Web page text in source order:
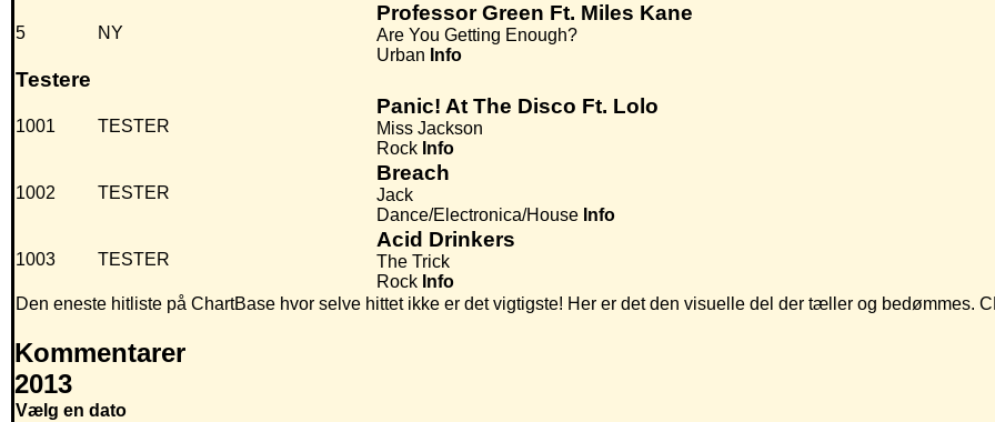
5 NY
Professor Green Ft. Miles Kane
Are You Getting Enough?
Urban Info
Testere
1001 TESTER
Panic! At The Disco Ft. Lolo
Miss Jackson
Rock Info
1002 TESTER
Breach
Jack
Dance/Electronica/House Info
1003 TESTER
Acid Drinkers
The Trick
Rock Info
Den eneste hitliste på ChartBase hvor selve hittet ikke er det vigtigste! Her er det den visuelle del der tæller og bedømmes.
Kommentarer
2013
Vælg en dato